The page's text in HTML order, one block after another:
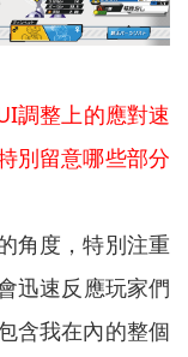
調整上的應對速
別留意哪些部分
角度，特別注重
迅速反應玩家們
含我在內的整個